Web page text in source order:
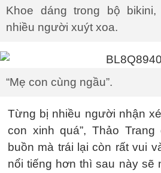
Khoe dáng trong bộ
nhiều người xuýt xoa.
“Mẹ con cùng ngầu”.
Từng bị nhiều người nhận
con xinh quá”, Thảo
buồn mà trái lại còn rất vui
nổi tiếng hơn thì sau này sẽ